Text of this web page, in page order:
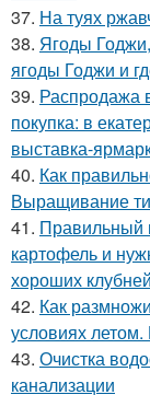
37. На туях
38. Ягоды Годжи,
ягоды Годжи и
39. Распродажа
покупка: в
выставка-
40. Как
Выращивание
41. Правильный
картофель и
хороших клубней
42. Как
условиях
43. Очистка
канализации